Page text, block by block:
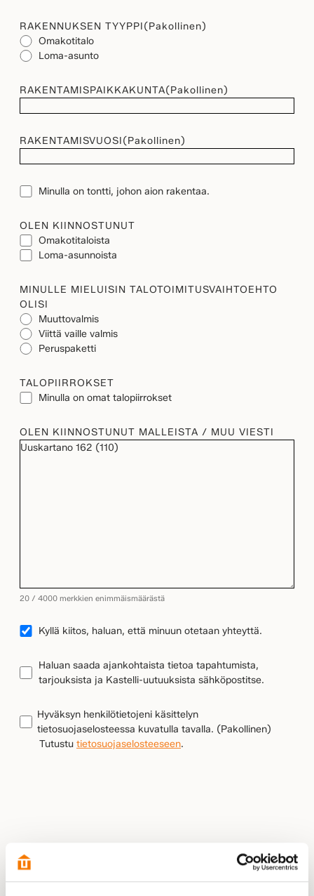
RAKENNUKSEN TYYPPI(Pakollinen)
Omakotitalo
Loma-asunto
RAKENTAMISPAIKKAKUNTA(Pakollinen)
RAKENTAMISVUOSI(Pakollinen)
TONTTIMinulla on tontti, johon aion rakentaa.
OLEN KIINNOSTUNUT
Omakotitaloista
Loma-asunnoista
MINULLE MIELUISIN TALOTOIMITUSVAIHTOEHTO
OLISI
Muuttovalmis
Viittä vaille valmis
Peruspaketti
TALOPIIRROKSET
Minulla on omat talopiirrokset
OLEN KIINNOSTUNUT MALLEISTA / MUU VIESTI
20 / 4000 merkkien enimmäismäärästä
YHTEYDENOTTO
Kyllä kiitos, haluan, että minuun otetaan yhteyttä.
UUTISKIRJEEN
TILAUS
Haluan saada ajankohtaista tietoa tapahtumista,
tarjouksista ja Kastelli-uutuuksista sähköpostitse.
TIETOSUOJA(Pakollinen)
Hyväksyn henkilötietojeni käsittelyn
tietosuojaselosteessa kuvatulla tavalla. (Pakollinen)
Tutustu tietosuojaselosteeseen.